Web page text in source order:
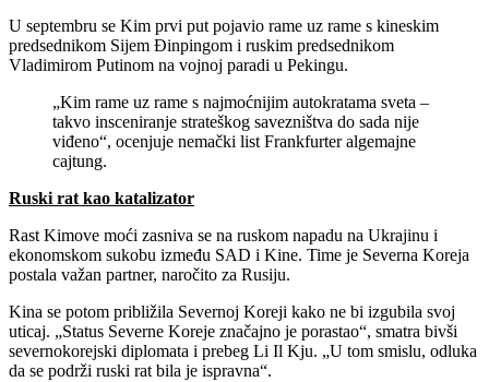
U septembru se Kim prvi put pojavio rame uz rame s kineskim
predsednikom Sijem Đinpingom i ruskim predsednikom
Vladimirom Putinom na vojnoj paradi u Pekingu.
„Kim rame uz rame s najmoćnijim autokratama sveta –
takvo insceniranje strateškog savezništva do sada nije
viđeno“, ocenjuje nemački list Frankfurter algemajne
cajtung.
Ruski rat kao katalizator
Rast Kimove moći zasniva se na ruskom napadu na Ukrajinu i
ekonomskom sukobu između SAD i Kine. Time je Severna Koreja
postala važan partner, naročito za Rusiju.
Kina se potom približila Severnoj Koreji kako ne bi izgubila svoj
uticaj. „Status Severne Koreje značajno je porastao“, smatra bivši
severnokorejski diplomata i prebeg Li Il Kju. „U tom smislu, odluka
da se podrži ruski rat bila je ispravna“.